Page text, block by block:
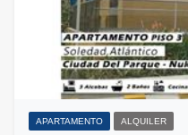
APARTAMENTO ALQUILER